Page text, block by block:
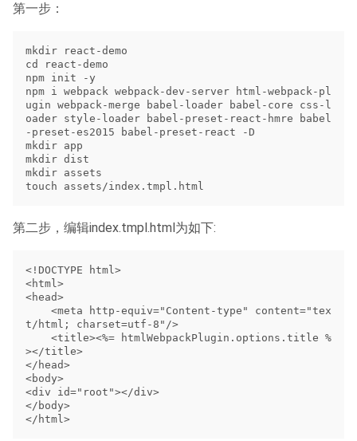
第一步：
mkdir react-demo
cd react-demo
npm init -y
npm i webpack webpack-dev-server html-webpack-pl
ugin webpack-merge babel-loader babel-core css-l
oader style-loader babel-preset-react-hmre babel
-preset-es2015 babel-preset-react -D
mkdir app
mkdir dist
mkdir assets
第二步，编辑index.tmpl.html为如下:
<!DOCTYPE html>
<html>
<head>
t/html; charset=utf-8"/>
></title>
</head>
<body>
<div id="root"></div>
</body>